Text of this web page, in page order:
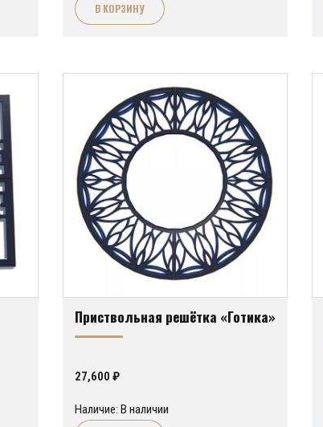
В КОРЗИНУ
Приствольная решётка «Готика»
27,600 ₽
Наличие: В наличии